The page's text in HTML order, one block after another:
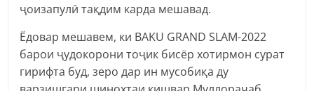
ҷоизапулӣ тақдим карда мешавад.
Ёдовар мешавем, ки BAKU GRAND SLAM-2022
барои ҷудокорони тоҷик бисёр хотирмон сурат
гирифта буд, зеро дар ин мусобиқа ду